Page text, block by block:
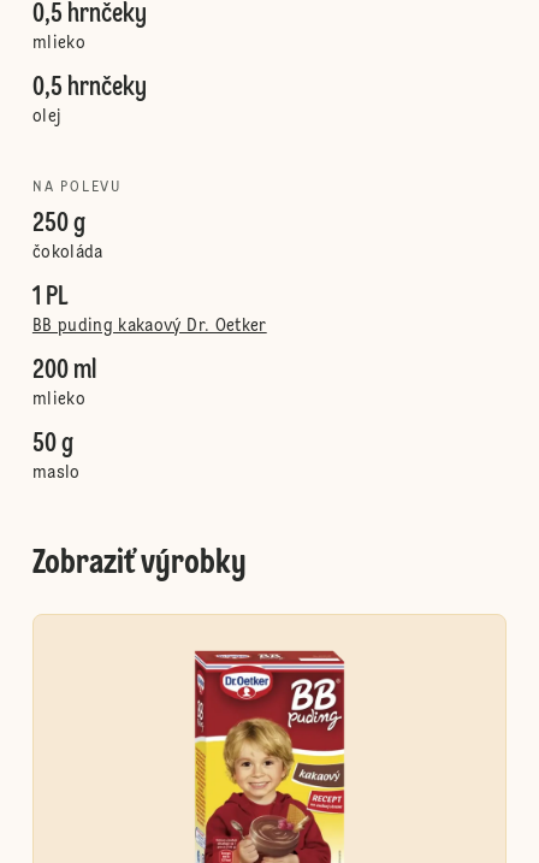
0,5 hrnčeky
mlieko
0,5 hrnčeky
olej
NA POLEVU
250 g
čokoláda
1 PL
BB puding kakaový Dr. Oetker
200 ml
mlieko
50 g
maslo
Zobraziť výrobky